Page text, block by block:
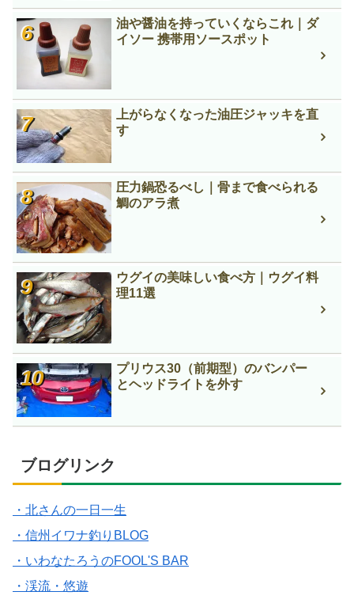
油や醤油を持っていくならこれ｜ダ
イソー 携帯用ソースポット
上がらなくなった油圧ジャッキを直
す
圧力鍋恐るべし｜骨まで食べられる
鯛のアラ煮
ウグイの美味しい食べ方｜ウグイ料
理11選
プリウス30（前期型）のバンパー
とヘッドライトを外す
ブログリンク
・北さんの一日一生
・信州イワナ釣りBLOG
・いわなたろうのFOOL'S BAR
・渓流・悠遊